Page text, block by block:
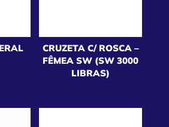
CRUZETA C/ ROSCA –
FÊMEA SW (SW 3000
LIBRAS)